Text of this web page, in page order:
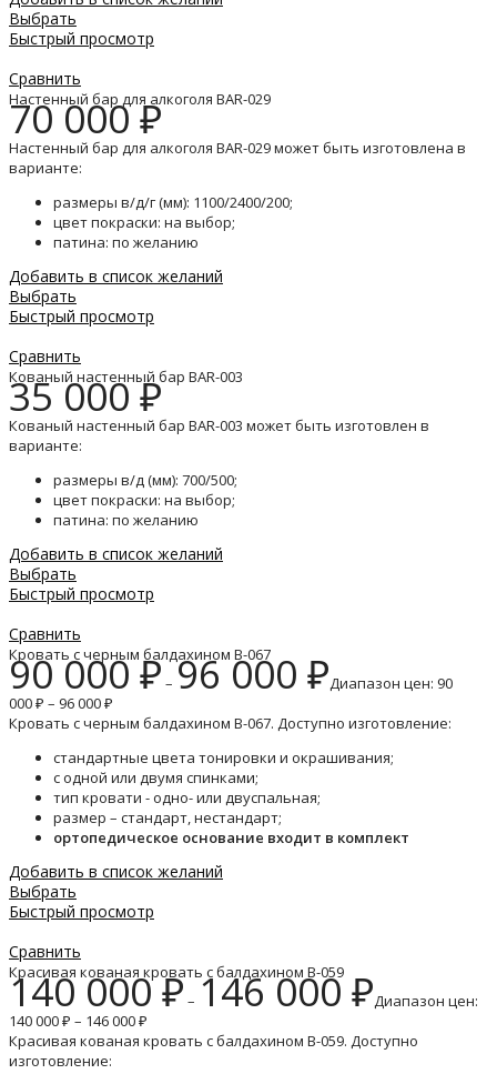
Выбрать
Быстрый просмотр
Сравнить
Настенный бар для алкоголя BAR-029
70 000₽
Настенный бар для алкоголя BAR-029 может быть изготовлена в
варианте:
размеры в/д/г (мм): 1100/2400/200;
цвет покраски: на выбор;
патина: по желанию
Добавить в список желаний
Выбрать
Быстрый просмотр
Сравнить
Кованый настенный бар BAR-003
35 000₽
Кованый настенный бар BAR-003 может быть изготовлен в
варианте:
размеры в/д (мм): 700/500;
цвет покраски: на выбор;
патина: по желанию
Добавить в список желаний
Выбрать
Быстрый просмотр
Сравнить
Кровать с черным балдахином B-067
90 000₽– 96 000 ₽Диапазон цен: 90
000 ₽ – 96 000 ₽
Кровать с черным балдахином B-067. Доступно изготовление:
стандартные цвета тонировки и окрашивания;
с одной или двумя спинками;
тип кровати - одно- или двуспальная;
размер – стандарт, нестандарт;
ортопедическое основание входит в комплект
Добавить в список желаний
Выбрать
Быстрый просмотр
Сравнить
Красивая кованая кровать с балдахином B-059
140 000₽– 146 000₽Диапазон цен:
140 000 ₽ – 146 000 ₽
Красивая кованая кровать с балдахином B-059. Доступно
изготовление: